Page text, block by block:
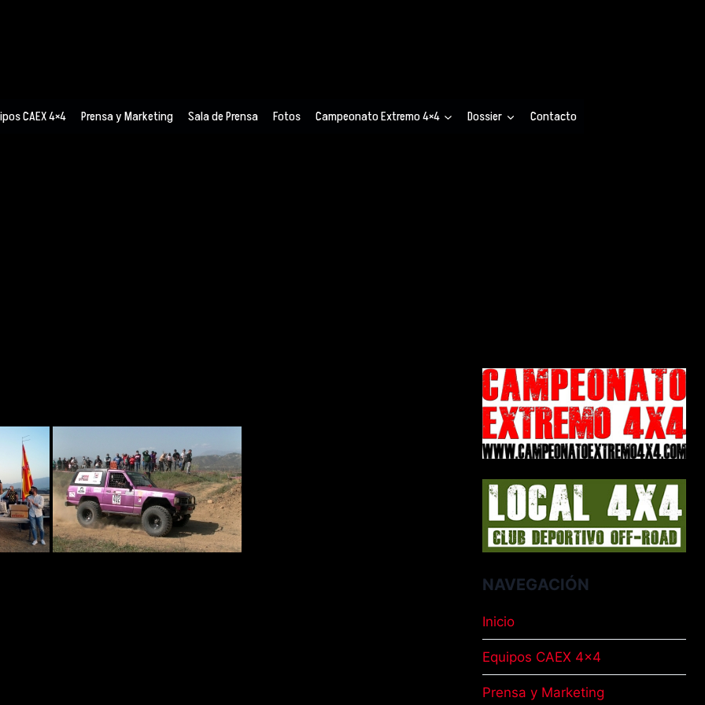
CAEX 4×4 Prensa y Marketing Sala de Prensa Fotos Campeonato Extremo 4×4 Dossier Contacto
NAVEGACIÓN
Inicio
Equipos CAEX 4×4
Prensa y Marketing